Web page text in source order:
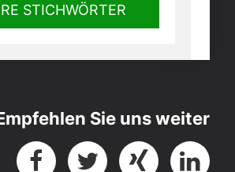
STICHWÖRTER
Sie uns weiter